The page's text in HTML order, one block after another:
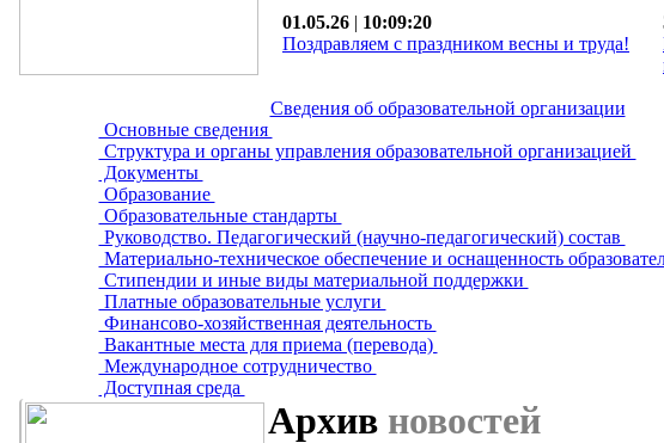
01.05.26 | 10:09:20
Поздравляем с праздником весны и труда!
Сведения об образовательной организации
Основные сведения
Структура и органы управления образовательной организацией
Документы
Образование
Образовательные стандарты
Руководство. Педагогический (научно-педагогический) состав
Материально-техническое обеспечение и оснащенность
Стипендии и иные виды материальной поддержки
Платные образовательные услуги
Финансово-хозяйственная деятельность
Вакантные места для приема (перевода)
Международное сотрудничество
Доступная среда
Архив новостей